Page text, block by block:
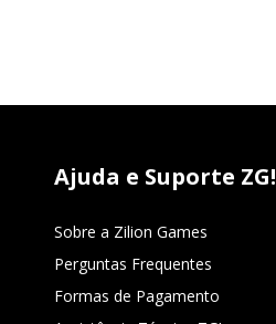
Ajuda e Suporte ZG!
Sobre a Zilion Games
Perguntas Frequentes
Formas de Pagamento